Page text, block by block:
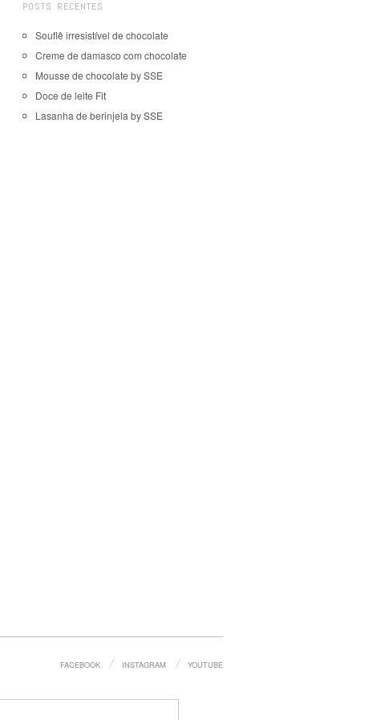
POSTS RECENTES
Souflê irresistível de chocolate
Creme de damasco com chocolate
Mousse de chocolate by SSE
Doce de leite Fit
Lasanha de berinjela by SSE
FACEBOOK INSTAGRAM YOUTUBE